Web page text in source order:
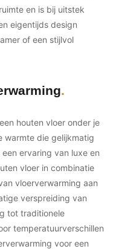
en is bij uitstek
eigentijds design
of een stijlvol
houten vloer onder je
warmte die gelijkmatig
ervaring van luxe en
vloer in combinatie
vloerverwarming aan
verspreiding van
tot traditionele
temperatuurverschillen
voor een